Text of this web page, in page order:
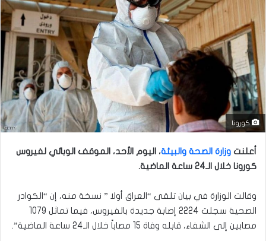
كورونا
أعلنت وزارة الصحة والبيئة، اليوم الأحد، الموقف الوبائي لفيروس
كورونا خلال الـ24 ساعة الماضية.
وقالت الوزارة في بيان تلقى “العراق أولا ” نسخة منه، إن “الكوادر
الصحية سجلت 2224 إصابة جديدة بالفيروس، فيما تماثل 1079
مصابين إلى الشفاء، قابله وفاة 15 مصاباً خلال الـ24 ساعة الماضية”.